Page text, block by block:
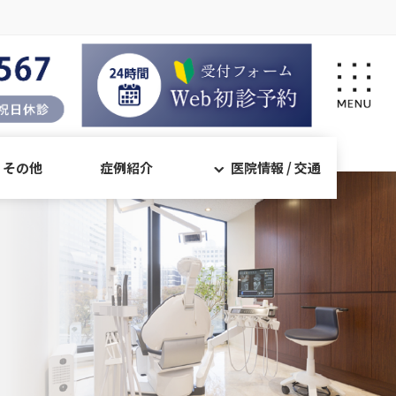
の他 症例紹介 医院情報 / 交通